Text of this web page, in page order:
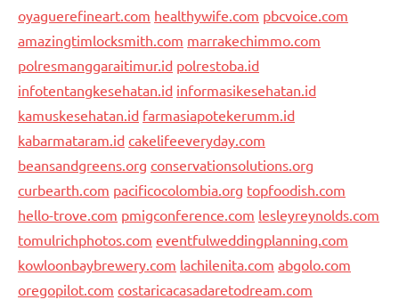
oyaguerefineart.com healthywife.com pbcvoice.com
amazingtimlocksmith.com marrakechimmo.com
polresmanggaraitimur.id polrestoba.id
infotentangkesehatan.id informasikesehatan.id
kamuskesehatan.id farmasiapotekerumm.id
kabarmataram.id cakelifeeveryday.com
beansandgreens.org conservationsolutions.org
curbearth.com pacificocolombia.org topfoodish.com
hello-trove.com pmigconference.com lesleyreynolds.com
tomulrichphotos.com eventfulweddingplanning.com
kowloonbaybrewery.com lachilenita.com abgolo.com
oregopilot.com costaricacasadaretodream.com